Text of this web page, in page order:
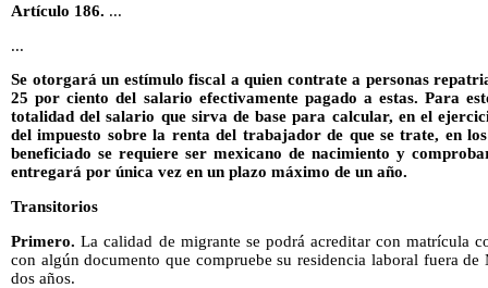
Artículo 186. ...
...
Se otorgará un estímulo fiscal a quien contrate a personas
25 por ciento del salario efectivamente pagado a estas. Para
totalidad del salario que sirva de base para calcular, en el
del impuesto sobre la renta del trabajador de que se trate, en
beneficiado se requiere ser mexicano de nacimiento y
entregará por única vez en un plazo máximo de un año.
Transitorios
Primero. La calidad de migrante se podrá acreditar con matrícula
con algún documento que compruebe su residencia laboral fuera
dos años.